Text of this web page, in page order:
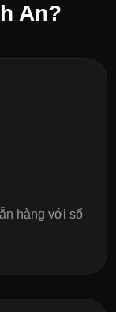
An?
hàng với số